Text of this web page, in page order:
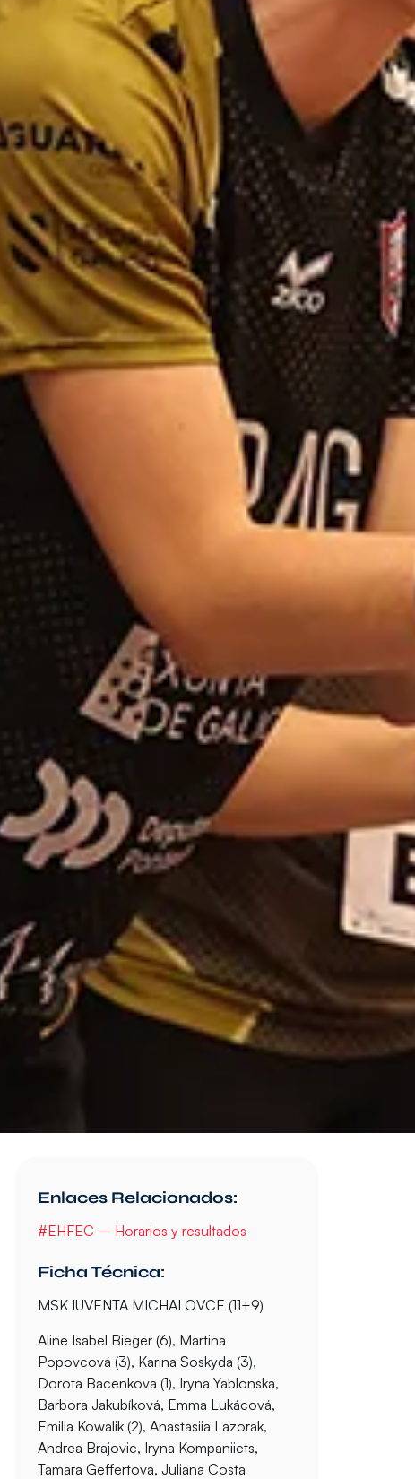
Enlaces Relacionados:
#EHFEC – Horarios y resultados
Ficha Técnica:
MSK IUVENTA MICHALOVCE (11+9)
Aline Isabel Bieger (6), Martina
Popovcová (3), Karina Soskyda (3),
Dorota Bacenkova (1), Iryna Yablonska,
Barbora Jakubíková, Emma Lukácová,
Emilia Kowalik (2), Anastasiia Lazorak,
Andrea Brajovic, Iryna Kompaniiets,
Tamara Geffertova, Juliana Costa